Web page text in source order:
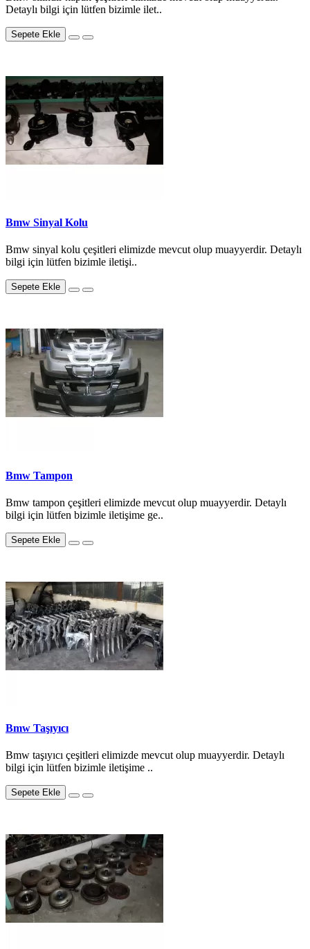
Detaylı bilgi için lütfen bizimle ilet..
Sepete Ekle
Bmw Sinyal Kolu
Bmw sinyal kolu çeşitleri elimizde mevcut olup muayyerdir. Detaylı
bilgi için lütfen bizimle iletişi..
Sepete Ekle
Bmw Tampon
Bmw tampon çeşitleri elimizde mevcut olup muayyerdir. Detaylı
bilgi için lütfen bizimle iletişime ge..
Sepete Ekle
Bmw Taşıyıcı
Bmw taşıyıcı çeşitleri elimizde mevcut olup muayyerdir. Detaylı
bilgi için lütfen bizimle iletişime ..
Sepete Ekle